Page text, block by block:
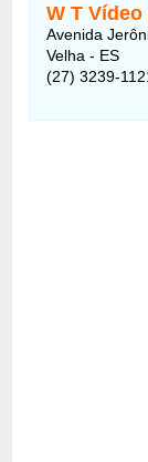
W T
Avenida
Velha - ES
(27) 3239-